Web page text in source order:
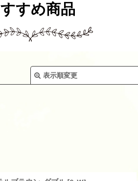
すめ商品
表示順変更